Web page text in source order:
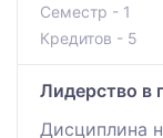
Семестр - 1
Кредитов - 5
Лидерство в
Дисциплина